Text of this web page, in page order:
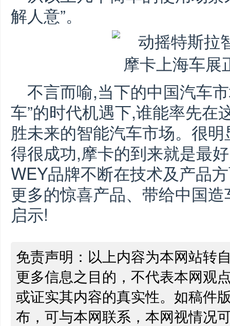
解人意”。
不言而喻,当下的中国汽车
车”的时代机遇下,谁能率先在
胜未来的智能汽车市场。很
得很成功,摩卡的到来就是最
WEY品牌不断在技术及产品
更多的惊喜产品、带给中国
启示!
免责声明：以上内容为本网站转
更多信息之目的，不代表本网观
或证实其内容的真实性。如稿件
布，可与本网联系，本网视情况